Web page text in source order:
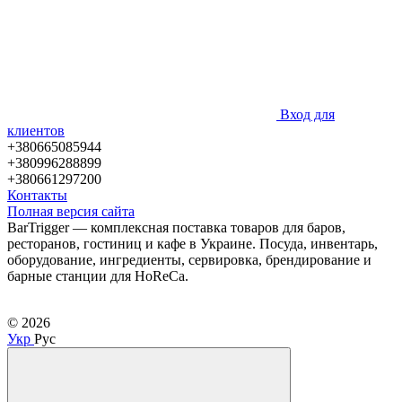
Вход для
клиентов
+380665085944
+380996288899
+380661297200
Контакты
Полная версия сайта
BarTrigger — комплексная поставка товаров для баров,
ресторанов, гостиниц и кафе в Украине. Посуда, инвентарь,
оборудование, ингредиенты, сервировка, брендирование и
барные станции для HoReCa.
© 2026
Укр Рус